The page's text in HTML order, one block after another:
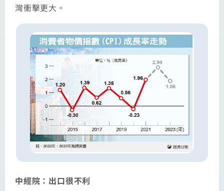
灣衝擊更大。
中經院：出口很不利